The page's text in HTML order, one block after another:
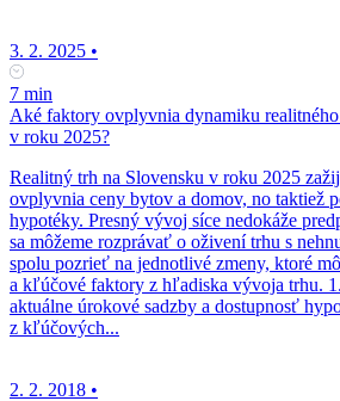
3. 2. 2025 •
7 min
Aké faktory ovplyvnia dynamiku
v roku 2025?
Realitný trh na Slovensku v roku 2025
ovplyvnia ceny bytov a domov, no taktiež
hypotéky. Presný vývoj síce nedokáže
sa môžeme rozprávať o oživení trhu s
spolu pozrieť na jednotlivé zmeny, ktoré
a kľúčové faktory z hľadiska vývoja trhu.
aktuálne úrokové sadzby a dostupnosť
z kľúčových...
2. 2. 2018 •